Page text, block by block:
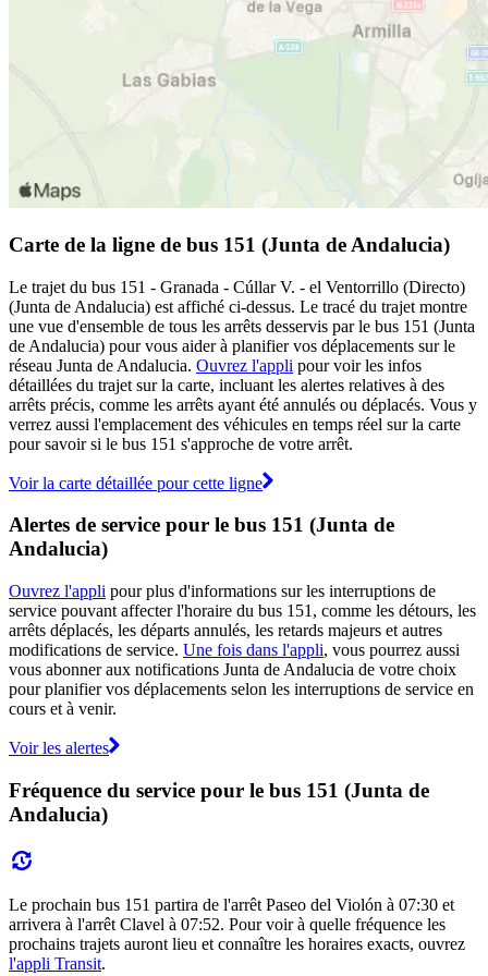
Carte de la ligne de bus 151 (Junta de Andalucia)
Le trajet du bus 151 - Granada - Cúllar V. - el Ventorrillo (Directo)
(Junta de Andalucia) est affiché ci-dessus. Le tracé du trajet montre
une vue d'ensemble de tous les arrêts desservis par le bus 151 (Junta
de Andalucia) pour vous aider à planifier vos déplacements sur le
réseau Junta de Andalucia. Ouvrez l'appli pour voir les infos
détaillées du trajet sur la carte, incluant les alertes relatives à des
arrêts précis, comme les arrêts ayant été annulés ou déplacés. Vous y
verrez aussi l'emplacement des véhicules en temps réel sur la carte
pour savoir si le bus 151 s'approche de votre arrêt.
Voir la carte détaillée pour cette ligne
Alertes de service pour le bus 151 (Junta de
Andalucia)
Ouvrez l'appli pour plus d'informations sur les interruptions de
service pouvant affecter l'horaire du bus 151, comme les détours, les
arrêts déplacés, les départs annulés, les retards majeurs et autres
modifications de service. Une fois dans l'appli, vous pourrez aussi
vous abonner aux notifications Junta de Andalucia de votre choix
pour planifier vos déplacements selon les interruptions de service en
cours et à venir.
Voir les alertes
Fréquence du service pour le bus 151 (Junta de
Andalucia)
Le prochain bus 151 partira de l'arrêt Paseo del Violón à 07:30 et
arrivera à l'arrêt Clavel à 07:52. Pour voir à quelle fréquence les
prochains trajets auront lieu et connaître les horaires exacts, ouvrez
l'appli Transit.